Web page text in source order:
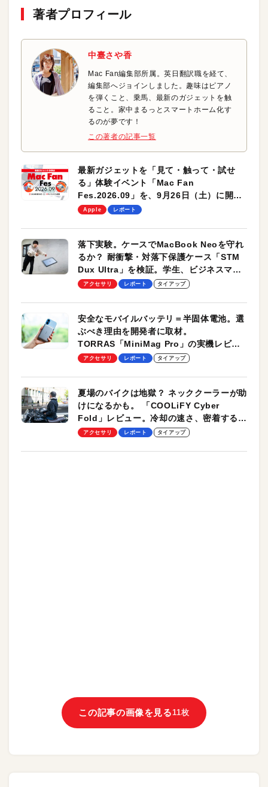
著者プロフィール
中臺さや香
Mac Fan編集部所属。英日翻訳職を経て、
編集部へジョインしました。趣味はピアノ
を弾くこと、乗馬、最新のガジェットを触
ること。家中まるっとスマートホーム化す
るのが夢です！
この著者の記事一覧
最新ガジェットを「見て・触って・試せ
る」体験イベント「Mac Fan
Fes.2026.09」を、9月26日（土）に開催
します！
Apple レポート
落下実験。ケースでMacBook Neoを守れ
るか？ 耐衝撃・対落下保護ケース「STM
Dux Ultra」を検証。学生、ビジネスマン
のモバイルユースに最適！
アクセサリ レポート タイアップ
安全なモバイルバッテリ＝半固体電池。選
ぶべき理由を開発者に取材。
TORRAS「MiniMag Pro」の実機レビュ
ーも
アクセサリ レポート タイアップ
夏場のバイクは地獄？ ネッククーラーが助
けになるかも。 「COOLiFY Cyber
Fold」レビュー。冷却の速さ、密着する冷
却プレート、シンプルな操作性がグッド！
アクセサリ レポート タイアップ
この記事の画像を見る11枚